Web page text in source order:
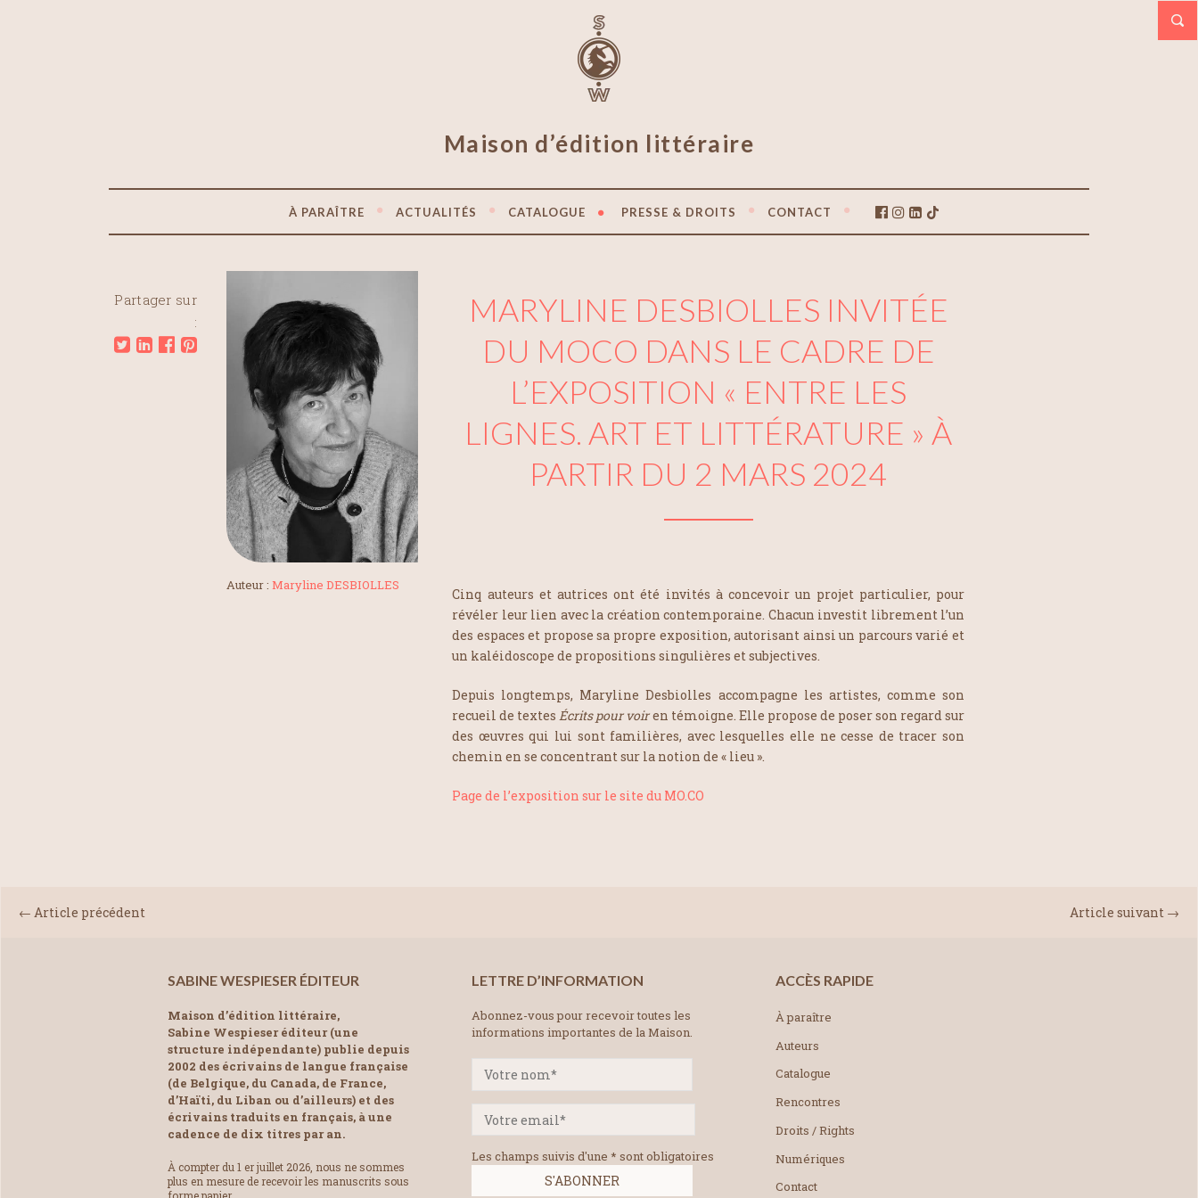
Maison d’édition littéraire
À PARAÎTRE ACTUALITÉS CATALOGUE PRESSE & DROITS CONTACT
Auteur : Maryline DESBIOLLES
MARYLINE DESBIOLLES INVITÉE
DU MOCO DANS LE CADRE DE
L’EXPOSITION « ENTRE LES
LIGNES. ART ET LITTÉRATURE » À
PARTIR DU 2 MARS 2024
Cinq auteurs et autrices ont été invités à concevoir un projet particulier, pour
révéler leur lien avec la création contemporaine. Chacun investit librement l’un
des espaces et propose sa propre exposition, autorisant ainsi un parcours varié et
un kaléidoscope de propositions singulières et subjectives.
Depuis longtemps, Maryline Desbiolles accompagne les artistes, comme son
recueil de textesÉcrits pour voiren témoigne. Elle propose de poser son regard sur
des œuvres qui lui sont familières, avec lesquelles elle ne cesse de tracer son
chemin en se concentrant sur la notion de « lieu ».
Page de l’exposition sur le site du MO.CO
Partager sur
:
Article suivant →
← Article précédent
SABINE WESPIESER ÉDITEUR
Maison d’édition littéraire,
Sabine Wespieser éditeur (une
structure indépendante) publie depuis
2002 des écrivains de langue française
(de Belgique, du Canada, de France,
d’Haïti, du Liban ou d’ailleurs) et des
écrivains traduits en français, à une
cadence de dix titres par an.
À compter du 1 er juillet 2026, nous ne sommes
plus en mesure de recevoir les manuscrits sous
LETTRE D’INFORMATION
Abonnez-vous pour recevoir toutes les
informations importantes de la Maison.
Les champs suivis d'une * sont obligatoires
ACCÈS RAPIDE
À paraître
Auteurs
Catalogue
Rencontres
Droits / Rights
Numériques
Contact